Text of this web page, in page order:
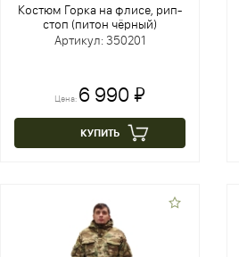
Костюм Горка на флисе, рип-
стоп (питон чёрный)
Артикул: 350201
Цена: 6 990 ₽
КУПИТЬ